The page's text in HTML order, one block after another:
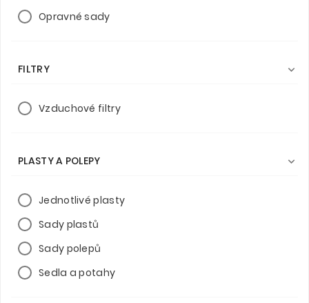
Opravné sady
FILTRY 
Vzduchové filtry
PLASTY A POLEPY 
Jednotlivé plasty
Sady plastů
Sady polepů
Sedla a potahy